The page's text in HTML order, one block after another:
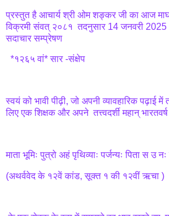
प्रस्तुत है आचार्य श्री ओम शङ्कर जी का आज माघ
विक्रमी संवत् २०८१ तदनुसार 14 जनवरी 2025
सदाचार सम्प्रेषण
*१२६५ वां* सार -संक्षेप
स्वयं को भावी पीढ़ी, जो अपनी व्यावहारिक पढ़ाई
लिए एक शिक्षक और अपने तत्त्वदर्शी महान् भारतवर्ष
माता भूमिः पुत्रो अहं पृथिव्याः पर्जन्यः पिता स उ नः
(अथर्ववेद के १२वें कांड, सूक्त १ की १२वीं ऋचा )